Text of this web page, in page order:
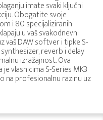
imate svaki ključni
Obogatite svoje
i 80 specijaliziranih
u vaš svakodnevni
vaš DAW softver i tipke S-
reverb i delay
izražajnost. Ova
vlasnicima S-Series MK3
na profesionalnu razinu uz